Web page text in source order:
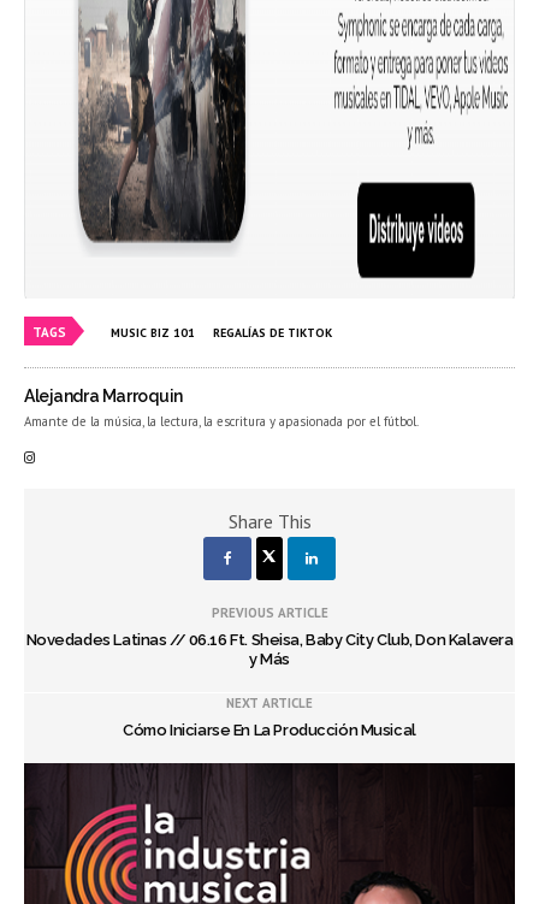
TAGS MUSIC BIZ 101 REGALÍAS DE TIKTOK
Alejandra Marroquin
Amante de la música, la lectura, la escritura y apasionada por el fútbol.
Share This
PREVIOUS ARTICLE
Novedades Latinas // 06.16 Ft. Sheisa, Baby City Club, Don Kalavera
y Más
NEXT ARTICLE
Cómo Iniciarse En La Producción Musical